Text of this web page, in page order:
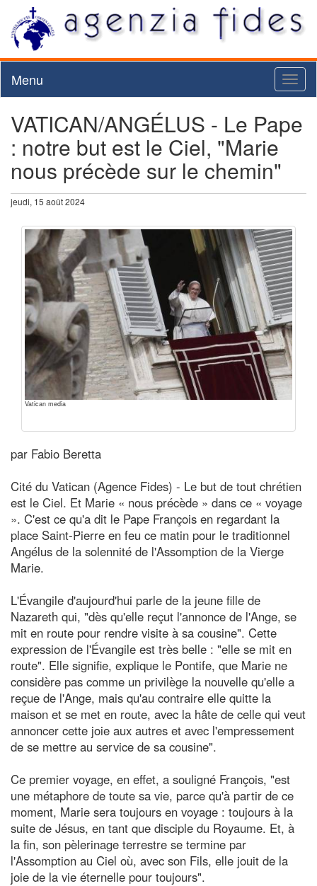
Menu
VATICAN/ANGÉLUS - Le Pape
: notre but est le Ciel, "Marie
nous précède sur le chemin"
jeudi, 15 août 2024
Vatican media
par Fabio Beretta
Cité du Vatican (Agence Fides) - Le but de tout chrétien
est le Ciel. Et Marie « nous précède » dans ce « voyage
». C'est ce qu'a dit le Pape François en regardant la
place Saint-Pierre en feu ce matin pour le traditionnel
Angélus de la solennité de l'Assomption de la Vierge
Marie.
L'Évangile d'aujourd'hui parle de la jeune fille de
Nazareth qui, "dès qu'elle reçut l'annonce de l'Ange, se
mit en route pour rendre visite à sa cousine". Cette
expression de l'Évangile est très belle : "elle se mit en
route". Elle signifie, explique le Pontife, que Marie ne
considère pas comme un privilège la nouvelle qu'elle a
reçue de l'Ange, mais qu'au contraire elle quitte la
maison et se met en route, avec la hâte de celle qui veut
annoncer cette joie aux autres et avec l'empressement
de se mettre au service de sa cousine".
Ce premier voyage, en effet, a souligné François, "est
une métaphore de toute sa vie, parce qu'à partir de ce
moment, Marie sera toujours en voyage : toujours à la
suite de Jésus, en tant que disciple du Royaume. Et, à
la fin, son pèlerinage terrestre se termine par
l'Assomption au Ciel où, avec son Fils, elle jouit de la
joie de la vie éternelle pour toujours".